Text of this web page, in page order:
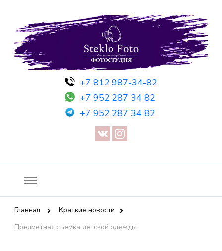
+7 812 987-34-82
+7 952 287 34 82
+7 952 287 34 82
Фотостудия SF
Фотосессия в студии СПб — Фотосессия в Санкт-Петербурге
— Предметная съемка — Невидимый манекен — Прозрачный
манекен — Сертификат на фотосессию
Главная
Краткие новости
Предметная съемка детской одежды